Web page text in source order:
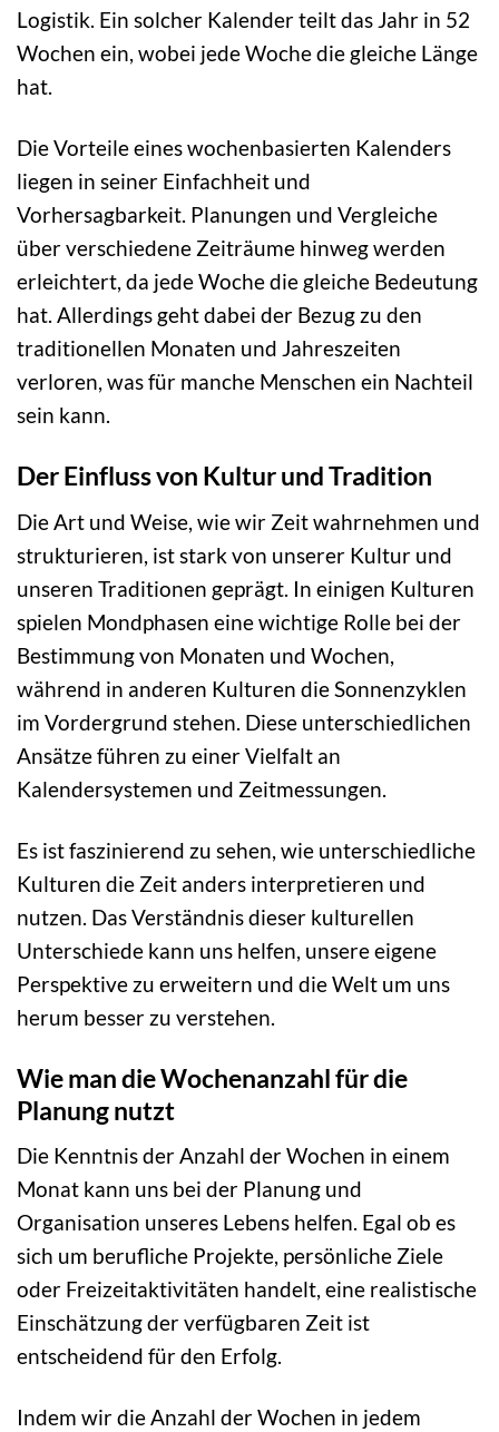
Logistik. Ein solcher Kalender teilt das Jahr in 52
Wochen ein, wobei jede Woche die gleiche Länge
hat.
Die Vorteile eines wochenbasierten Kalenders
liegen in seiner Einfachheit und
Vorhersagbarkeit. Planungen und Vergleiche
über verschiedene Zeiträume hinweg werden
erleichtert, da jede Woche die gleiche Bedeutung
hat. Allerdings geht dabei der Bezug zu den
traditionellen Monaten und Jahreszeiten
verloren, was für manche Menschen ein Nachteil
sein kann.
Der Einfluss von Kultur und Tradition
Die Art und Weise, wie wir Zeit wahrnehmen und
strukturieren, ist stark von unserer Kultur und
unseren Traditionen geprägt. In einigen Kulturen
spielen Mondphasen eine wichtige Rolle bei der
Bestimmung von Monaten und Wochen,
während in anderen Kulturen die Sonnenzyklen
im Vordergrund stehen. Diese unterschiedlichen
Ansätze führen zu einer Vielfalt an
Kalendersystemen und Zeitmessungen.
Es ist faszinierend zu sehen, wie unterschiedliche
Kulturen die Zeit anders interpretieren und
nutzen. Das Verständnis dieser kulturellen
Unterschiede kann uns helfen, unsere eigene
Perspektive zu erweitern und die Welt um uns
herum besser zu verstehen.
Wie man die Wochenanzahl für die
Planung nutzt
Die Kenntnis der Anzahl der Wochen in einem
Monat kann uns bei der Planung und
Organisation unseres Lebens helfen. Egal ob es
sich um berufliche Projekte, persönliche Ziele
oder Freizeitaktivitäten handelt, eine realistische
Einschätzung der verfügbaren Zeit ist
entscheidend für den Erfolg.
Indem wir die Anzahl der Wochen in jedem